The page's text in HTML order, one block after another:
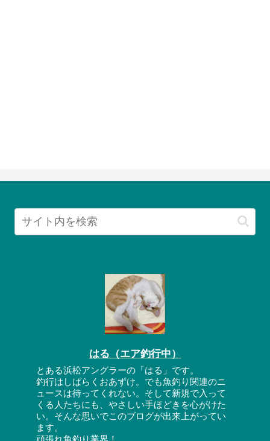
はる（エア釣行中）
とある浜松アングラーの「はる」です。
釣行はしばらくおあずけ。でも魚釣り関連のニ
ュースは待ってくれない。そして新規で入って
くる人たちにも、やさしい手ほどきを心がけた
い。そんな思いでこのブログが出来上がってい
ます。
頑張れ魚釣り業界！